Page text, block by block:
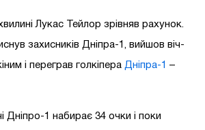
Лукас Тейлор зрівняв рахунок.
захисників Дніпра-1, вийшов віч-
і переграв голкіпера Дніпра-1 –
Дніпро-1 набирає 34 очки і поки